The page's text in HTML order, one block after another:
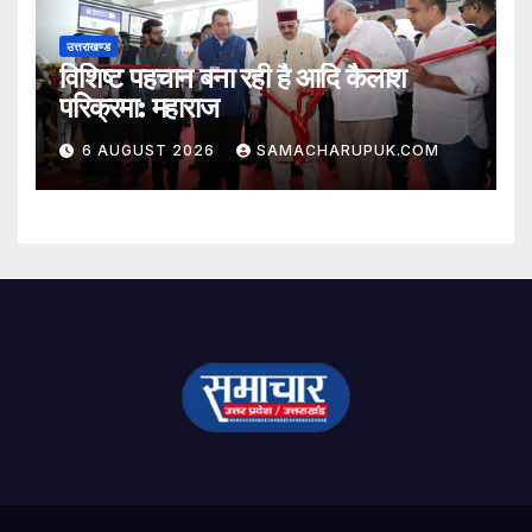
उत्तराखण्ड
विशिष्ट पहचान बना रही है आदि कैलाश
परिक्रमा: महाराज
6 AUGUST 2026 SAMACHARUPUK.COM